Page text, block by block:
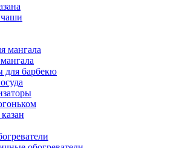
мангала
для барбекю